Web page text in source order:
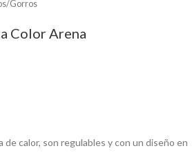
/Gorros
Color Arena
calor, son regulables y con un diseño en